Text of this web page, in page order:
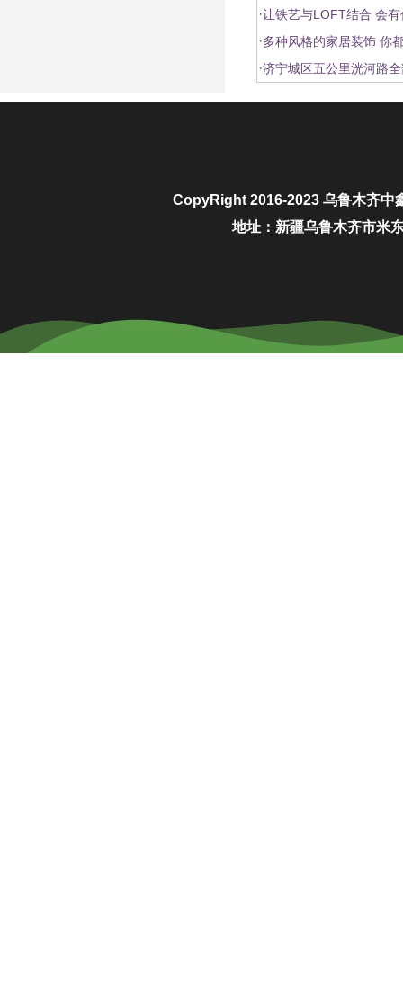
·让铁艺与LOFT结合 会
·多种风格的家居装饰 你
·济宁城区五公里洸河路
CopyRight 2016-2023 乌鲁木齐中
地址：新疆乌鲁木齐市米